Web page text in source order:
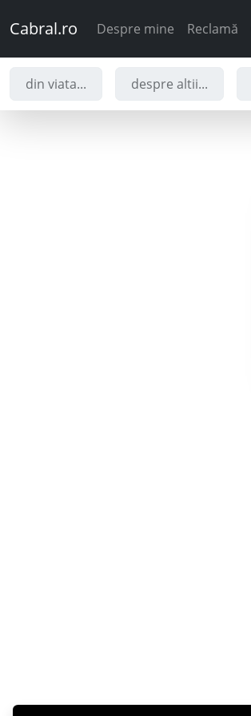
Cabral.ro Despre mine Reclamă
din viata... despre altii...